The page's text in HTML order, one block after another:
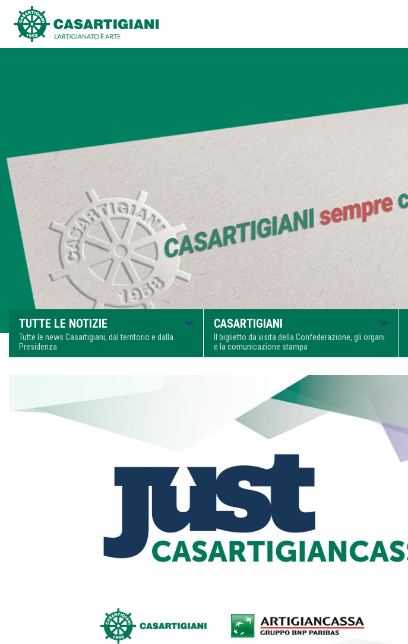
TUTTE LE NOTIZIE
Tutte le news Casartigiani, dal territorio e dalla
Presidenza
CASARTIGIANI
Il biglietto da visita della Confederazione, gli organi
e la comunicazione stampa